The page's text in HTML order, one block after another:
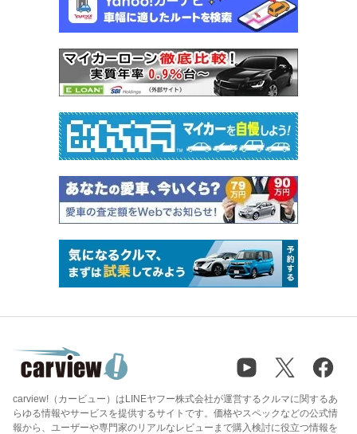
carview!（カービュー）はLINEヤフー株式会社が運営するクルマに関するあ
らゆる情報やサービスを提供するサイトです。価格やスペックなどの公式情
報から、ユーザーや専門家のリアルなレビューまで購入検討に役立つ情報を